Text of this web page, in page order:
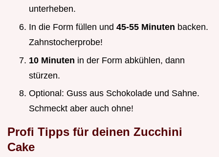
unterheben.
In die Form füllen und 45-55 Minuten backen.
Zahnstocherprobe!
10 Minuten in der Form abkühlen, dann
stürzen.
Optional: Guss aus Schokolade und Sahne.
Schmeckt aber auch ohne!
Profi Tipps für deinen Zucchini
Cake